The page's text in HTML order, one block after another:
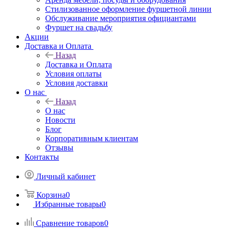
Стилизованное оформление фуршетной линии
Обслуживание мероприятия официантами
Фуршет на свадьбу
Акции
Доставка и Оплата
Назад
Доставка и Оплата
Условия оплаты
Условия доставки
О нас
Назад
О нас
Новости
Блог
Корпоративным клиентам
Отзывы
Контакты
Личный кабинет
Корзина0
Избранные товары0
Сравнение товаров0